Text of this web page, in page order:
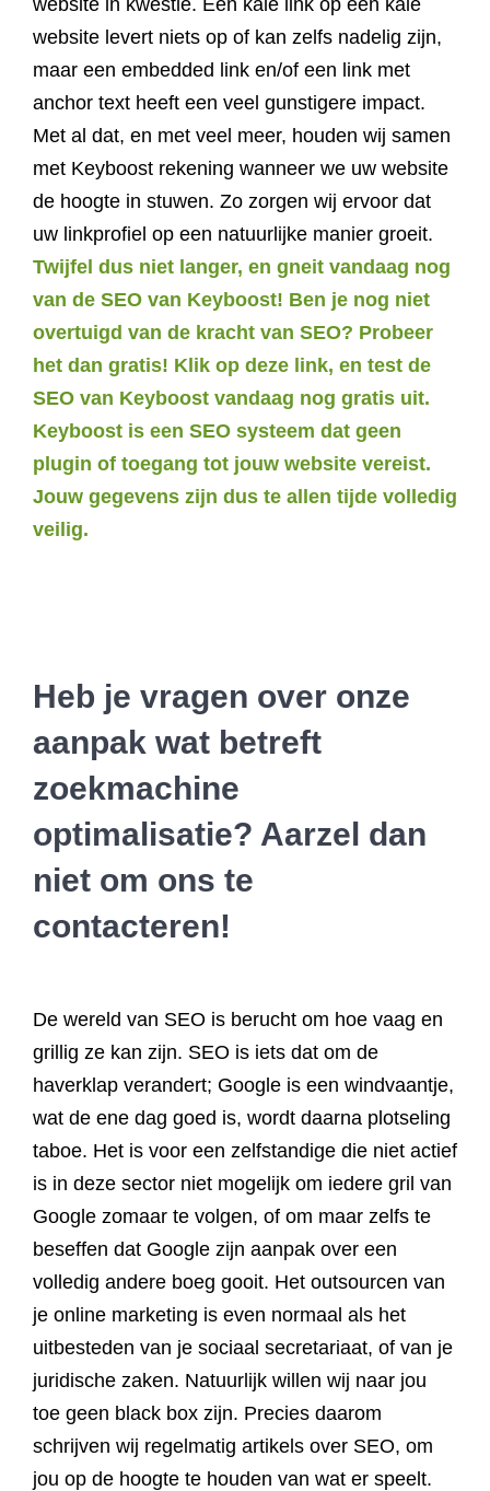
website in kwestie. Een kale link op een kale
website levert niets op of kan zelfs nadelig zijn,
maar een embedded link en/of een link met
anchor text heeft een veel gunstigere impact.
Met al dat, en met veel meer, houden wij samen
met Keyboost rekening wanneer we uw website
de hoogte in stuwen. Zo zorgen wij ervoor dat
uw linkprofiel op een natuurlijke manier groeit.
Twijfel dus niet langer, en gneit vandaag nog
van de SEO van Keyboost! Ben je nog niet
overtuigd van de kracht van SEO? Probeer
het dan gratis! Klik op deze link, en test de
SEO van Keyboost vandaag nog gratis uit.
Keyboost is een SEO systeem dat geen
plugin of toegang tot jouw website vereist.
Jouw gegevens zijn dus te allen tijde volledig
veilig.
Heb je vragen over onze
aanpak wat betreft
zoekmachine
optimalisatie? Aarzel dan
niet om ons te
contacteren!
De wereld van SEO is berucht om hoe vaag en
grillig ze kan zijn. SEO is iets dat om de
haverklap verandert; Google is een windvaantje,
wat de ene dag goed is, wordt daarna plotseling
taboe. Het is voor een zelfstandige die niet actief
is in deze sector niet mogelijk om iedere gril van
Google zomaar te volgen, of om maar zelfs te
beseffen dat Google zijn aanpak over een
volledig andere boeg gooit. Het outsourcen van
je online marketing is even normaal als het
uitbesteden van je sociaal secretariaat, of van je
juridische zaken. Natuurlijk willen wij naar jou
toe geen black box zijn. Precies daarom
schrijven wij regelmatig artikels over SEO, om
jou op de hoogte te houden van wat er speelt.